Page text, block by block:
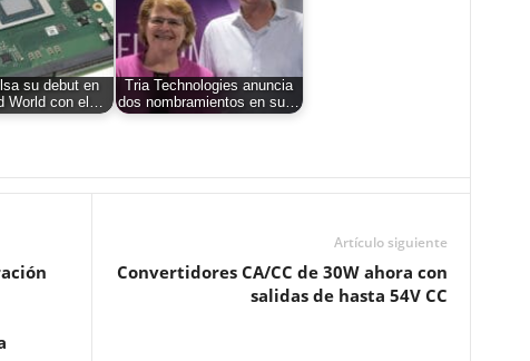
su debut en
World con el…
Tria Technologies anuncia
dos nombramientos en su…
Artículo siguiente
Convertidores CA/CC de 30W ahora con
salidas de hasta 54V CC